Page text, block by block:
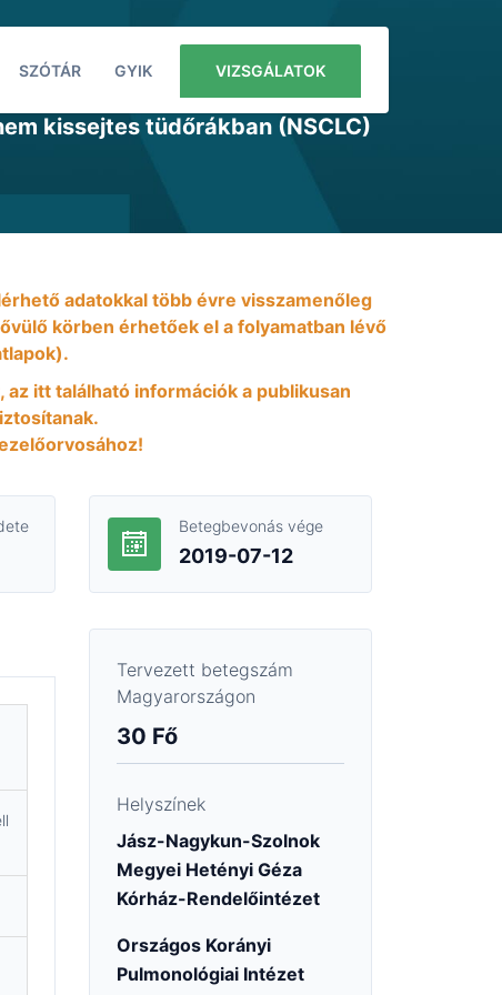
SZÓTÁR GYIK
VIZSGÁLATOK
kissejtes tüdőrákban (NSCLC)
adatokkal több évre visszamenőleg
körben érhetőek el a folyamatban lévő
itt található információk a publikusan
Betegbevonás vége
2019-07-12
Tervezett betegszám
Magyarországon
30 Fő
Helyszínek
Jász-Nagykun-Szolnok
Megyei Hetényi Géza
Kórház-Rendelőintézet
Országos Korányi
Pulmonológiai Intézet